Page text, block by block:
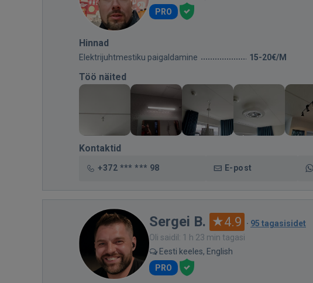
PRO
Hinnad
Elektrijuhtmestiku paigaldamine 15-20€/M
Töö näited
Kontaktid
+372 *** *** 98 E-post
Sergei B. 4.9 · 95 tagasisidet
Oli saidil: 1 h 23 min tagasi
Eesti keeles, English
PRO